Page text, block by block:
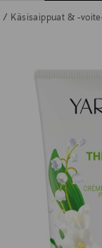
Käsisaippuat & -